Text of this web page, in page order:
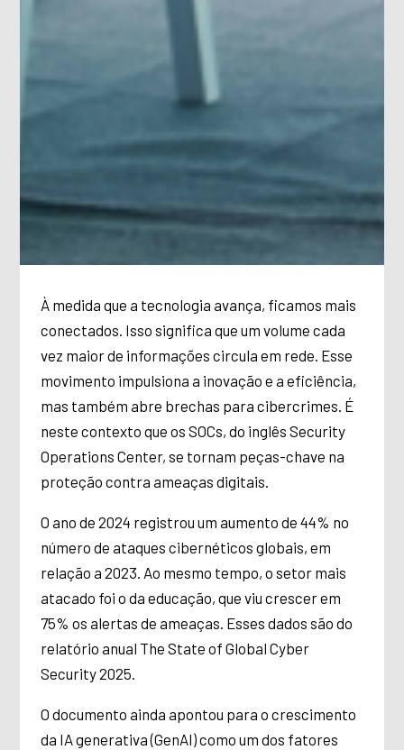
À medida que a tecnologia avança, ficamos mais
conectados. Isso significa que um volume cada
vez maior de informações circula em rede. Esse
movimento impulsiona a inovação e a eficiência,
mas também abre brechas para cibercrimes. É
neste contexto que os SOCs, do inglês Security
Operations Center, se tornam peças-chave na
proteção contra ameaças digitais.
O ano de 2024 registrou um aumento de 44% no
número de ataques cibernéticos globais, em
relação a 2023. Ao mesmo tempo, o setor mais
atacado foi o da educação, que viu crescer em
75% os alertas de ameaças. Esses dados são do
relatório anual The State of Global Cyber
Security 2025.
O documento ainda apontou para o crescimento
da IA ​​generativa (GenAI) como um dos fatores